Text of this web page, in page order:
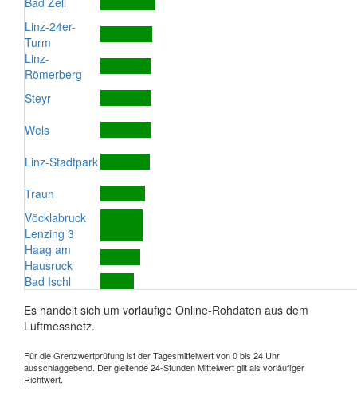
Linz-24er-
Turm
Linz-
Römerberg
Steyr
Wels
Linz-Stadtpark
Traun
Vöcklabruck
Lenzing 3
Haag am
Hausruck
Bad Ischl
Es handelt sich um vorläufige Online-Rohdaten aus dem
Luftmessnetz.
Für die Grenzwertprüfung ist der Tagesmittelwert von 0 bis 24 Uhr
ausschlaggebend. Der gleitende 24-Stunden Mittelwert gilt als vorläufiger
Richtwert.